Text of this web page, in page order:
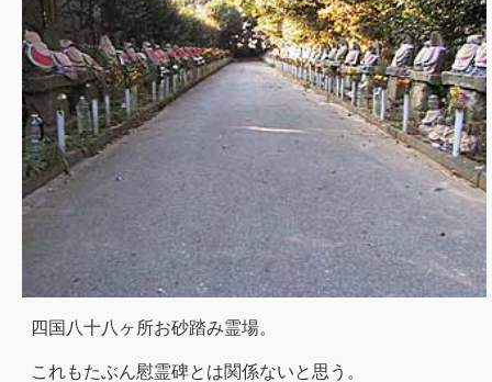
四国八十八ヶ所お砂踏み霊場。
これもたぶん慰霊碑とは関係ないと思う。